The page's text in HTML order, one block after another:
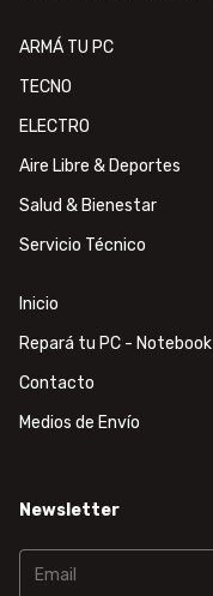
ARMÁ TU PC
TECNO
ELECTRO
Aire Libre & Deportes
Salud & Bienestar
Servicio Técnico
Inicio
Repará tu PC - Notebook
Contacto
Medios de Envío
Newsletter